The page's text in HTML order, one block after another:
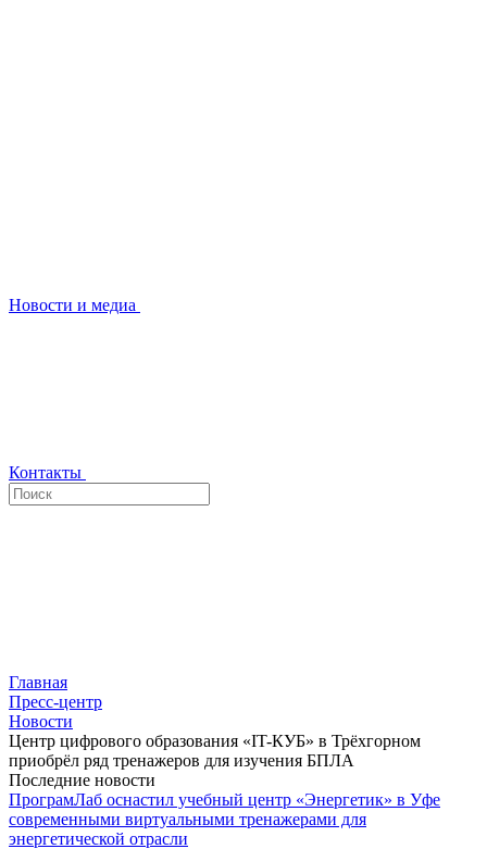
Новости и медиа
Контакты
Главная
Пресс-центр
Новости
Центр цифрового образования «IT-КУБ» в Трёхгорном
приобрёл ряд тренажеров для изучения БПЛА
Последние новости
ПрограмЛаб оснастил учебный центр «Энергетик» в Уфе
современными виртуальными тренажерами для
энергетической отрасли